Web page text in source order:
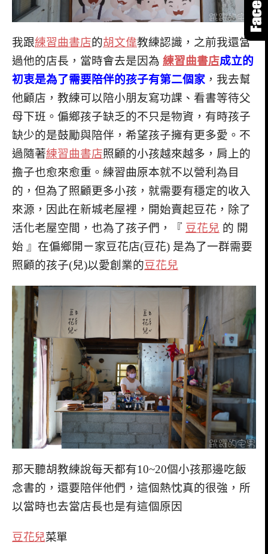
我跟練習曲書店的胡文偉教練認識，之前我還當
過他的店長，當時會去是因為 練習曲書店成立的
初衷是為了需要陪伴的孩子有第二個家 ，我去幫
他顧店，教練可以陪小朋友寫功課、看書等待父
母下班。偏鄉孩子缺乏的不只是物資，有時孩子
缺少的是鼓勵與陪伴，希望孩子擁有更多愛。不
過隨著練習曲書店照顧的小孩越來越多，肩上的
擔子也愈來愈重。練習曲原本就不以營利為目
的，但為了照顧更多小孩，就需要有穩定的收入
來源，因此在新城老屋裡，開始賣起豆花，除了
活化老屋空間，也為了孩子們，『 豆花兒 的 開
始 』在偏鄉開ㄧ家豆花店(豆花) 是為了一群需要
照顧的孩子(兒)以愛創業的豆花兒
那天聽胡教練說每天都有10~20個小孩那邊吃飯
念書的，還要陪伴他們，這個熱忱真的很強，所
以當時也去當店長也是有這個原因
豆花兒菜單